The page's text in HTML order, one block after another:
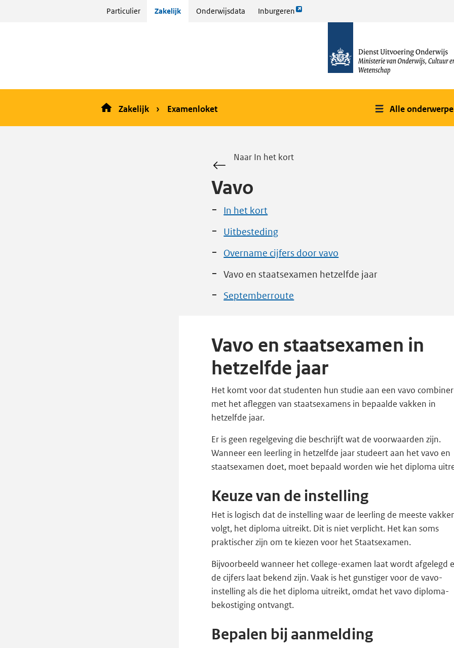
Particulier Zakelijk Onderwijsdata Inburgeren
Link
homepage
Zakelijk Examenloket Alle
Naar In het kort
Vavo
In het kort
Uitbesteding
Overname cijfers door vavo
Vavo en staatsexamen hetzelfde jaar
Septemberroute
Vavo en staatsexamen in
hetzelfde jaar
Het komt voor dat studenten hun studie aan een vavo
met het afleggen van staatsexamens in bepaalde vakken in
hetzelfde jaar.
Er is geen regelgeving die beschrijft wat de voorwaarden zijn.
Wanneer een leerling in hetzelfde jaar studeert aan het vavo en
staatsexamen doet, moet bepaald worden wie het diploma
Keuze van de instelling
Het is logisch dat de instelling waar de leerling de meeste
volgt, het diploma uitreikt. Dit is niet verplicht. Het kan soms
praktischer zijn om te kiezen voor het Staatsexamen.
Bijvoorbeeld wanneer het college-examen laat wordt afgelegd
de cijfers laat bekend zijn. Vaak is het gunstiger voor de vavo-
instelling als die het diploma uitreikt, omdat het vavo diploma-
bekostiging ontvangt.
Bepalen bij aanmelding